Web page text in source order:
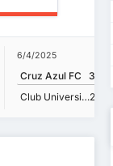
6/4/2025
Cruz Azul FC
3
Club Universidad Nacional2